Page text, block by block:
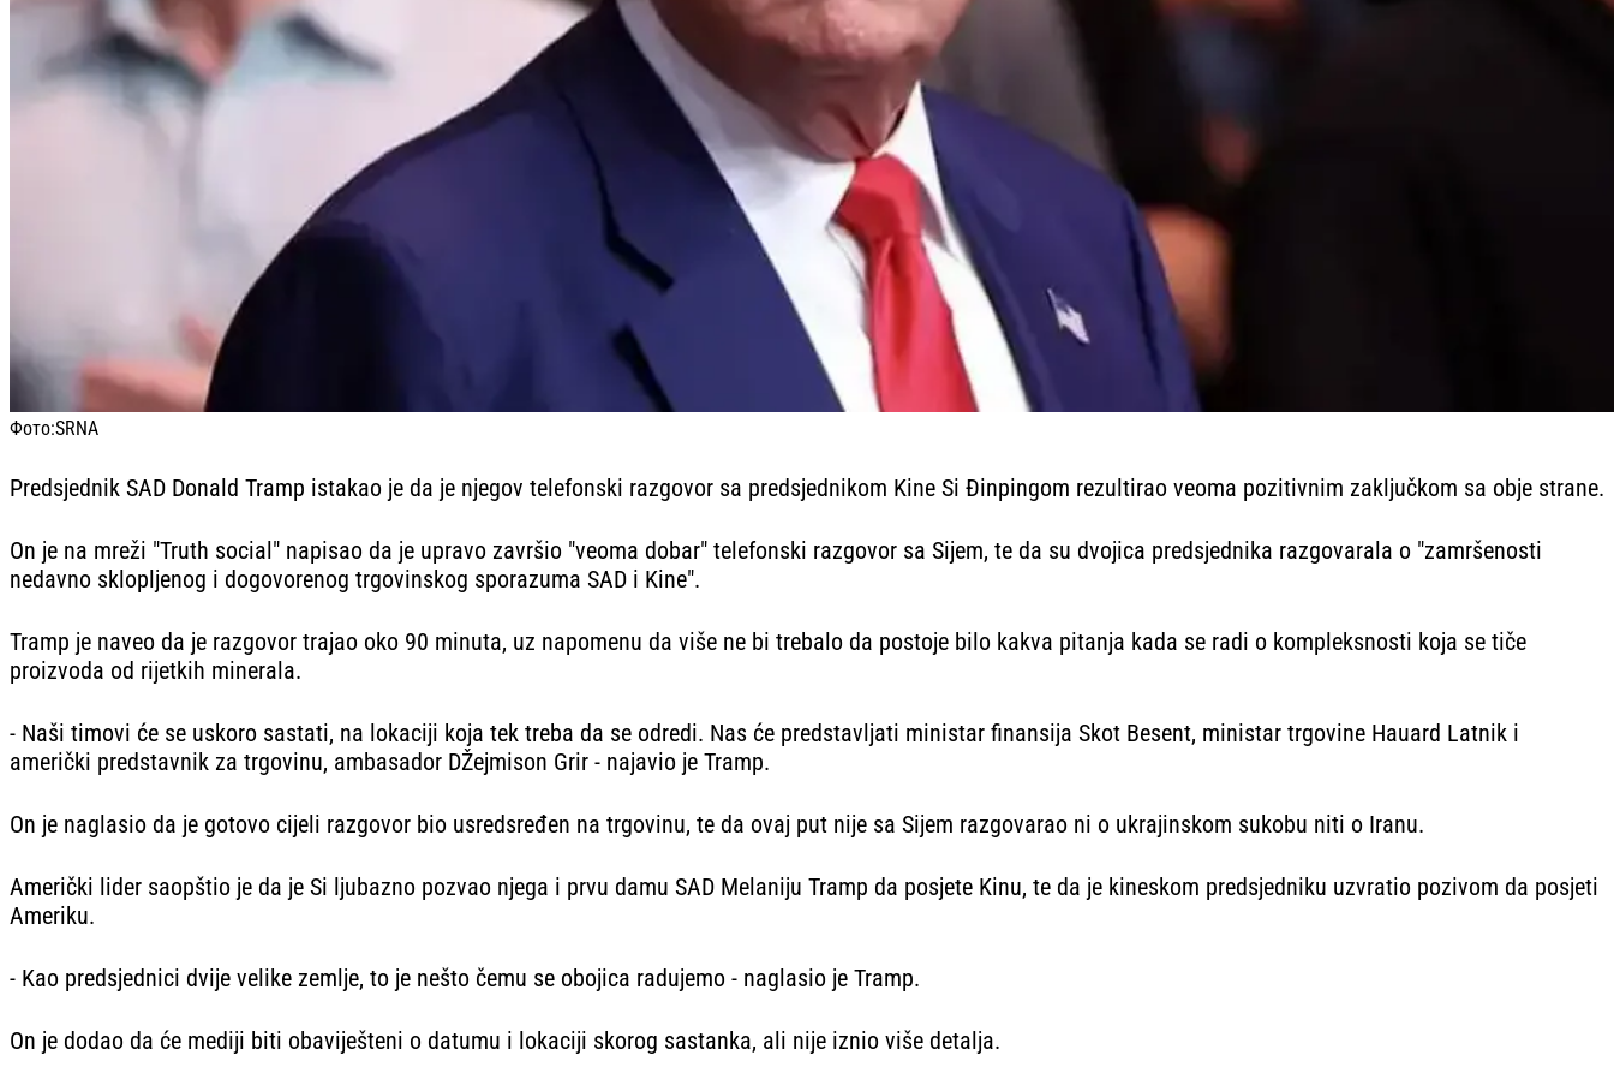
Фото:SRNA
Predsjednik SAD Donald Tramp istakao je da je njegov telefonski razgovor sa predsjednikom Kine Si Đinpingom rezultirao veoma pozitivnim zaključkom sa obje strane.
On je na mreži "Truth social" napisao da je upravo završio "veoma dobar" telefonski razgovor sa Sijem, te da su dvojica predsjednika razgovarala o "zamršenosti
nedavno sklopljenog i dogovorenog trgovinskog sporazuma SAD i Kine".
Tramp je naveo da je razgovor trajao oko 90 minuta, uz napomenu da više ne bi trebalo da postoje bilo kakva pitanja kada se radi o kompleksnosti koja se tiče
proizvoda od rijetkih minerala.
- Naši timovi će se uskoro sastati, na lokaciji koja tek treba da se odredi. Nas će predstavljati ministar finansija Skot Besent, ministar trgovine Hauard Latnik i
američki predstavnik za trgovinu, ambasador DŽejmison Grir - najavio je Tramp.
On je naglasio da je gotovo cijeli razgovor bio usredsređen na trgovinu, te da ovaj put nije sa Sijem razgovarao ni o ukrajinskom sukobu niti o Iranu.
Američki lider saopštio je da je Si ljubazno pozvao njega i prvu damu SAD Melaniju Tramp da posjete Kinu, te da je kineskom predsjedniku uzvratio pozivom da posjeti
Ameriku.
- Kao predsjednici dvije velike zemlje, to je nešto čemu se obojica radujemo - naglasio je Tramp.
On je dodao da će mediji biti obaviješteni o datumu i lokaciji skorog sastanka, ali nije iznio više detalja.